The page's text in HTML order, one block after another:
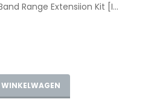
Range Extensiion Kit [I...